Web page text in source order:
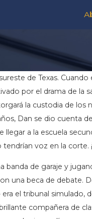
de Texas.
por el drama de
la custodia de los
Dan se dio
a la escuela
voz en la corte.
banda de garaje y
una beca de debate.
el tribunal
compañera de